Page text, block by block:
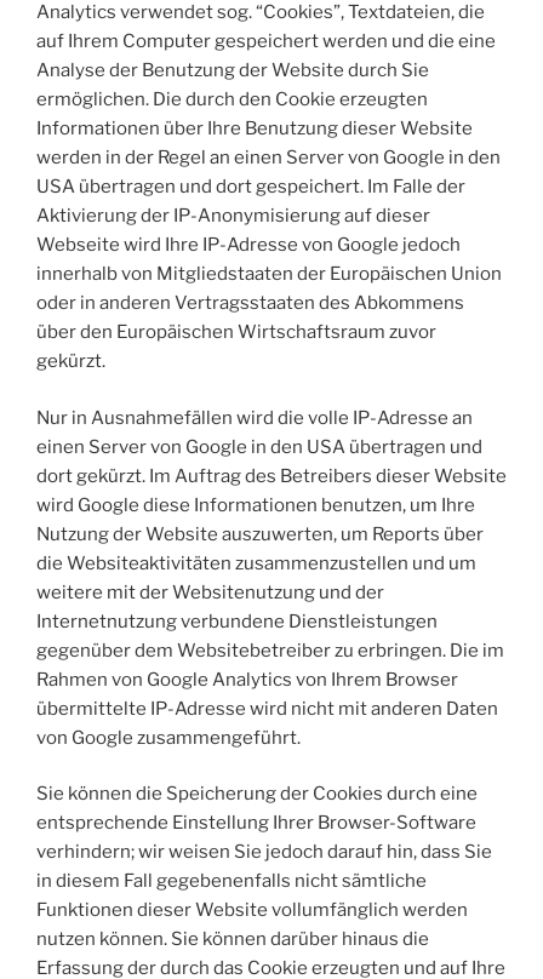
Analytics verwendet sog. “Cookies”, Textdateien, die
auf Ihrem Computer gespeichert werden und die eine
Analyse der Benutzung der Website durch Sie
ermöglichen. Die durch den Cookie erzeugten
Informationen über Ihre Benutzung dieser Website
werden in der Regel an einen Server von Google in den
USA übertragen und dort gespeichert. Im Falle der
Aktivierung der IP-Anonymisierung auf dieser
Webseite wird Ihre IP-Adresse von Google jedoch
innerhalb von Mitgliedstaaten der Europäischen Union
oder in anderen Vertragsstaaten des Abkommens
über den Europäischen Wirtschaftsraum zuvor
gekürzt.
Nur in Ausnahmefällen wird die volle IP-Adresse an
einen Server von Google in den USA übertragen und
dort gekürzt. Im Auftrag des Betreibers dieser Website
wird Google diese Informationen benutzen, um Ihre
Nutzung der Website auszuwerten, um Reports über
die Websiteaktivitäten zusammenzustellen und um
weitere mit der Websitenutzung und der
Internetnutzung verbundene Dienstleistungen
gegenüber dem Websitebetreiber zu erbringen. Die im
Rahmen von Google Analytics von Ihrem Browser
übermittelte IP-Adresse wird nicht mit anderen Daten
von Google zusammengeführt.
Sie können die Speicherung der Cookies durch eine
entsprechende Einstellung Ihrer Browser-Software
verhindern; wir weisen Sie jedoch darauf hin, dass Sie
in diesem Fall gegebenenfalls nicht sämtliche
Funktionen dieser Website vollumfänglich werden
nutzen können. Sie können darüber hinaus die
Erfassung der durch das Cookie erzeugten und auf Ihre